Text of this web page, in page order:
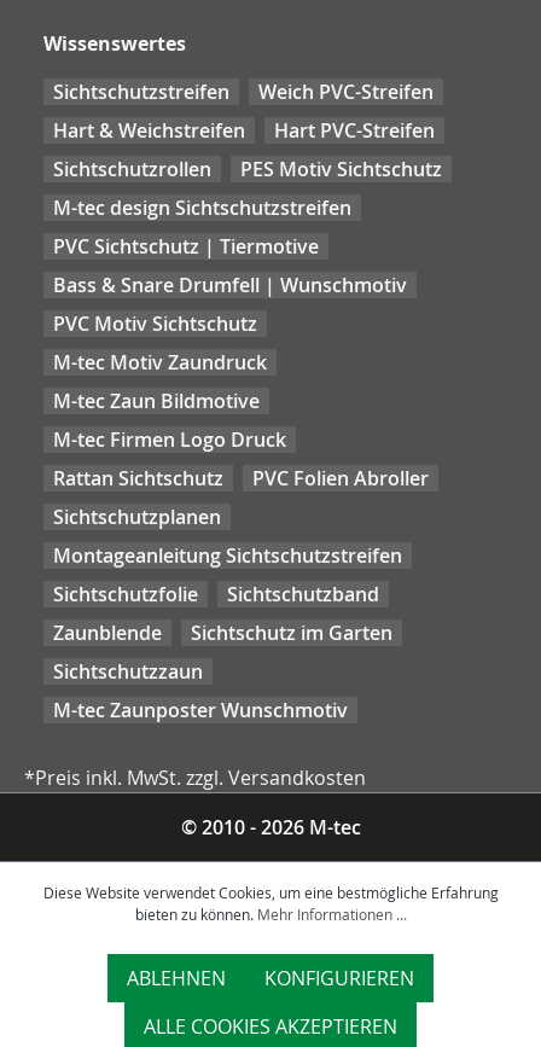
Wissenswertes
Sichtschutzstreifen
Weich PVC-Streifen
Hart & Weichstreifen
Hart PVC-Streifen
Sichtschutzrollen
PES Motiv Sichtschutz
M-tec design Sichtschutzstreifen
PVC Sichtschutz | Tiermotive
Bass & Snare Drumfell | Wunschmotiv
PVC Motiv Sichtschutz
M-tec Motiv Zaundruck
M-tec Zaun Bildmotive
M-tec Firmen Logo Druck
Rattan Sichtschutz
PVC Folien Abroller
Sichtschutzplanen
Montageanleitung Sichtschutzstreifen
Sichtschutzfolie
Sichtschutzband
Zaunblende
Sichtschutz im Garten
Sichtschutzzaun
M-tec Zaunposter Wunschmotiv
*Preis inkl. MwSt. zzgl. Versandkosten
© 2010 - 2026 M-tec
Diese Website verwendet Cookies, um eine bestmögliche Erfahrung
bieten zu können. Mehr Informationen ...
ABLEHNEN
KONFIGURIEREN
ALLE COOKIES AKZEPTIEREN